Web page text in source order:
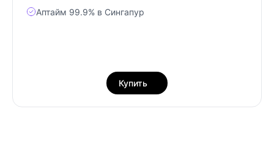
Аптайм 99.9% в Сингапур
Купить